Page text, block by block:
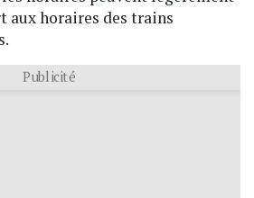
aux horaires des trains
Publicité